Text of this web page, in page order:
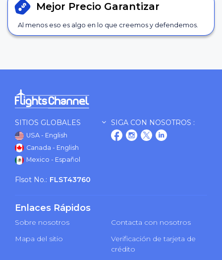
Mejor Precio Garantizar
Al menos eso es algo en lo que creemos y defendemos.
SITIOS GLOBALES
USA - English
Canada - English
Mexico - Español
SIGA CON NOSOTROS :
Flsot No.: FLST43760
Enlaces Rápidos
Sobre nosotros
Contacta con nosotros
Mapa del sitio
Verificación de tarjeta de
crédito